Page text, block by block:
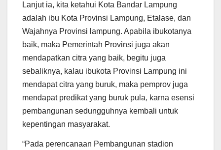
Lanjut ia, kita ketahui Kota Bandar Lampung
adalah ibu Kota Provinsi Lampung, Etalase, dan
Wajahnya Provinsi lampung. Apabila ibukotanya
baik, maka Pemerintah Provinsi juga akan
mendapatkan citra yang baik, begitu juga
sebaliknya, kalau ibukota Provinsi Lampung ini
mendapat citra yang buruk, maka pemprov juga
mendapat predikat yang buruk pula, karna esensi
pembangunan sedungguhnya kembali untuk
kepentingan masyarakat.
“Pada perencanaan Pembangunan stadion